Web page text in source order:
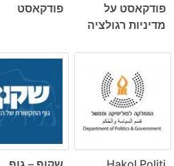
פודקאסט על
מדיניות רגולציה
פודקאסט